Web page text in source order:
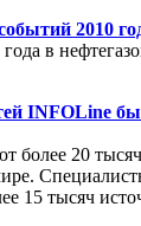
2010
в
INFOLine
более 20
15 тысяч